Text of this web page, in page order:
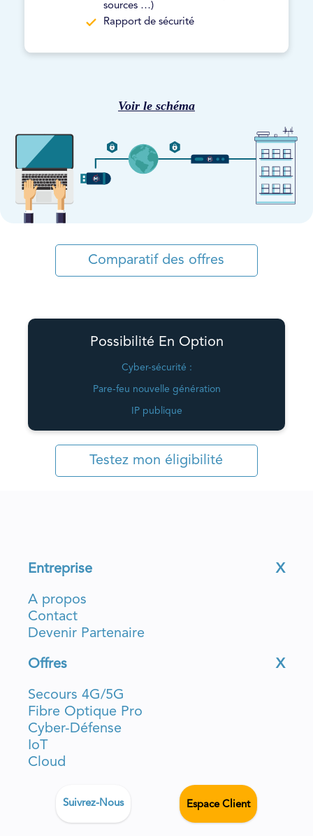
sources …)
Rapport de sécurité
Voir le schéma
Comparatif des offres
Possibilité En Option
Cyber-sécurité :
Pare-feu nouvelle génération
IP publique
Testez mon éligibilité
Entreprise X
A propos
Contact
Devenir Partenaire
Offres X
Secours 4G/5G
Fibre Optique Pro
Cyber-Défense
IoT
Cloud
Suivrez-Nous Espace Client